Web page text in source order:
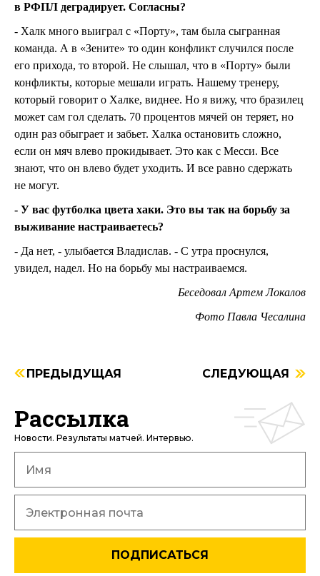
в РФПЛ деградирует. Согласны?
- Халк много выиграл с «Порту», там была сыгранная
команда. А в «Зените» то один конфликт случился после
его прихода, то второй. Не слышал, что в «Порту» были
конфликты, которые мешали играть. Нашему тренеру,
который говорит о Халке, виднее. Но я вижу, что бразилец
может сам гол сделать. 70 процентов мячей он теряет, но
один раз обыграет и забьет. Халка остановить сложно,
если он мяч влево прокидывает. Это как с Месси. Все
знают, что он влево будет уходить. И все равно сдержать
не могут.
- У вас футболка цвета хаки. Это вы так на борьбу за
выживание настраиваетесь?
- Да нет, - улыбается Владислав. - С утра проснулся,
увидел, надел. Но на борьбу мы настраиваемся.
Беседовал Артем Локалов
Фото Павла Чесалина
ПРЕДЫДУЩАЯ СЛЕДУЮЩАЯ
Рассылка
Новости. Результаты матчей. Интервью.
ПОДПИСАТЬСЯ